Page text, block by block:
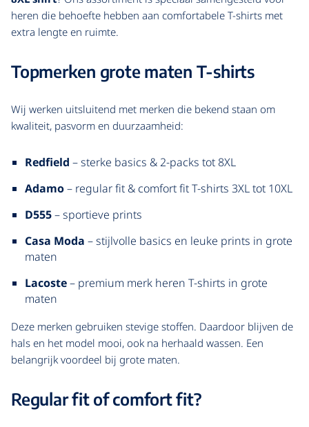
heren die behoefte hebben aan comfortabele T-shirts met
extra lengte en ruimte.
Topmerken grote maten T-shirts
Wij werken uitsluitend met merken die bekend staan om
kwaliteit, pasvorm en duurzaamheid:
Redfield – sterke basics & 2-packs tot 8XL
Adamo– regular fit & comfort fit T-shirts 3XL tot 10XL
D555– sportieve prints
Casa Moda – stijlvolle basics en leuke prints in grote
maten
Lacoste– premium merk heren T-shirts in grote
maten
Deze merken gebruiken stevige stoffen. Daardoor blijven de
hals en het model mooi, ook na herhaald wassen. Een
belangrijk voordeel bij grote maten.
Regular fit of comfort fit?